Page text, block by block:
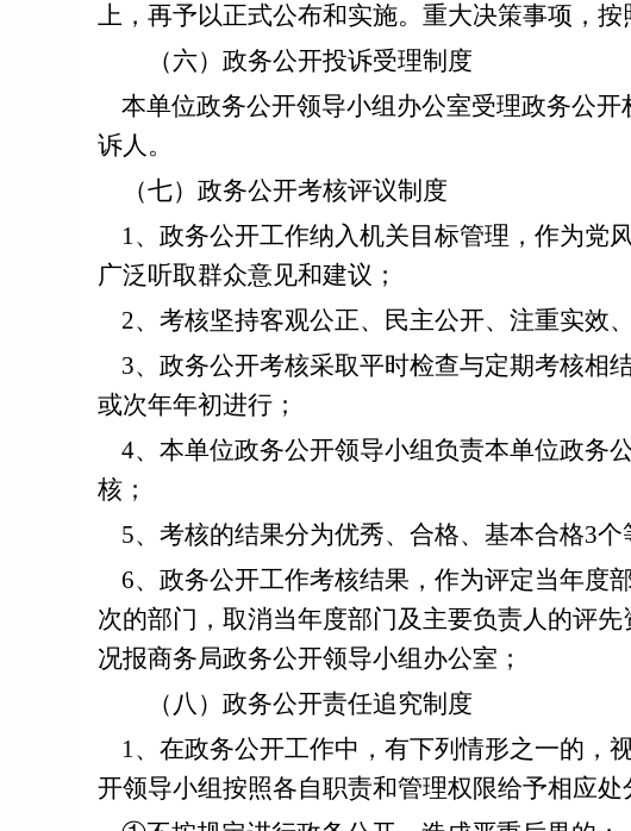
上，再予以正式公布和实施。重大决策事项，按
（六）政务公开投诉受理制度
本单位政务公开领导小组办公室受理政务公
诉人。
（七）政务公开考核评议制度
1、政务公开工作纳入机关目标管理，作为党
广泛听取群众意见和建议；
2、考核坚持客观公正、民主公开、注重实效
3、政务公开考核采取平时检查与定期考核相
或次年年初进行；
4、本单位政务公开领导小组负责本单位政务
核；
5、考核的结果分为优秀、合格、基本合格3个
6、政务公开工作考核结果，作为评定当年度
次的部门，取消当年度部门及主要负责人的评
况报商务局政务公开领导小组办公室；
（八）政务公开责任追究制度
1、在政务公开工作中，有下列情形之一的，
开领导小组按照各自职责和管理权限给予相应处